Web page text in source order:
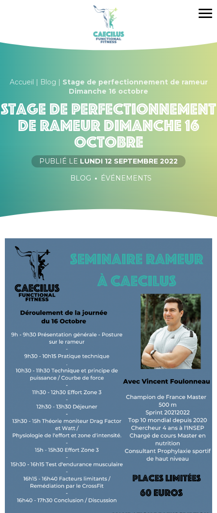
Caecilus Functional Fitness
Accueil | Blog | Stage de perfectionnement de rameur
Dimanche 16 octobre
Stage de perfectionnement
de rameur Dimanche 16
octobre
PUBLIÉ LE LUNDI 12 SEPTEMBRE 2022
BLOG
ÉVÉNEMENTS